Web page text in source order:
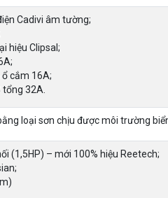
Cadivi âm tường;
hiệu Clipsal;
cắm 16A;
tổng 32A.
loại sơn chịu được môi trường
(1,5HP) – mới 100% hiệu Reetech;